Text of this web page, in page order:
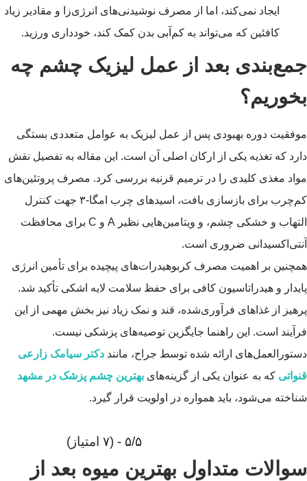
ایجاد نمی‌کند، اما از مصرف نوشیدنی‌های انرژی‌زا و مقادیر زیاد
کافئین که می‌تواند به کم‌آبی بدن کمک کند، خودداری ورزید.
جمع‌بندی بعد از عمل لیزیک چشم چه
بخوریم؟
موفقیت دوره بهبودی پس از عمل لیزیک به عوامل متعددی بستگی
دارد که تغذیه یکی از ارکان اصلی آن است. این مقاله به تفصیل نقش
مواد مغذی کلیدی را در ترمیم قرنیه بررسی کرد. مصرف پروتئین‌های
کم‌چرب برای بازسازی بافت، اسیدهای چرب امگا-۳ جهت کنترل
التهاب و خشکی چشم، و ویتامین‌هایی نظیر A و C برای محافظت
آنتی‌اکسیدانی ضروری است.
همچنین بر اهمیت مصرف کربوهیدرات‌های پیچیده برای تأمین انرژی
پایدار و هیدراتاسیون کافی برای حفظ سلامت لایه اشکی تأکید شد.
پرهیز از غذاهای فرآوری‌شده، قند و نمک زیاد نیز بخش مهمی از این
فرآیند است. این راهنما جایگزین توصیه‌های پزشکی نیست.
دستورالعمل‌های ارائه شده توسط جراح، مانند دکتر سیامک زارعی
قنواتی که به عنوان یکی از گزینه‌های بهترین چشم پزشک در مشهد
شناخته می‌شود، باید همواره در اولویت قرار گیرد.
۵/۵ - (۷ امتیاز)
سوالات متداول بهترین میوه بعد از